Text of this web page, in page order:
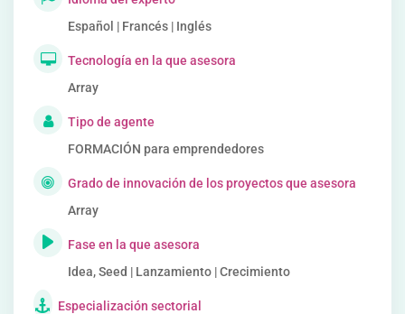
Español | Francés | Inglés
Tecnología en la que asesora
Array
Tipo de agente
FORMACIÓN para emprendedores
Grado de innovación de los proyectos que asesora
Array
Fase en la que asesora
Idea, Seed | Lanzamiento | Crecimiento
Especialización sectorial